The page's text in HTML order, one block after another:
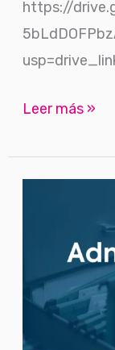
https://
Leer más »